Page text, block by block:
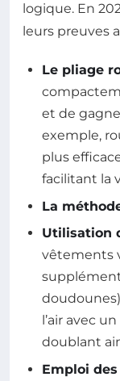
logique. En
leurs preuves
Le pliage
et de
exemple,
plus
facilitant la
La
Utilisation
vêtements
l’air avec
doublant
Emploi